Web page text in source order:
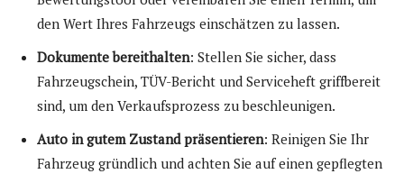
den Wert Ihres Fahrzeugs einschätzen zu lassen.
Dokumente bereithalten: Stellen Sie sicher, dass
Fahrzeugschein, TÜV-Bericht und Serviceheft griffbereit
sind, um den Verkaufsprozess zu beschleunigen.
Auto in gutem Zustand präsentieren: Reinigen Sie Ihr
Fahrzeug gründlich und achten Sie auf einen gepflegten